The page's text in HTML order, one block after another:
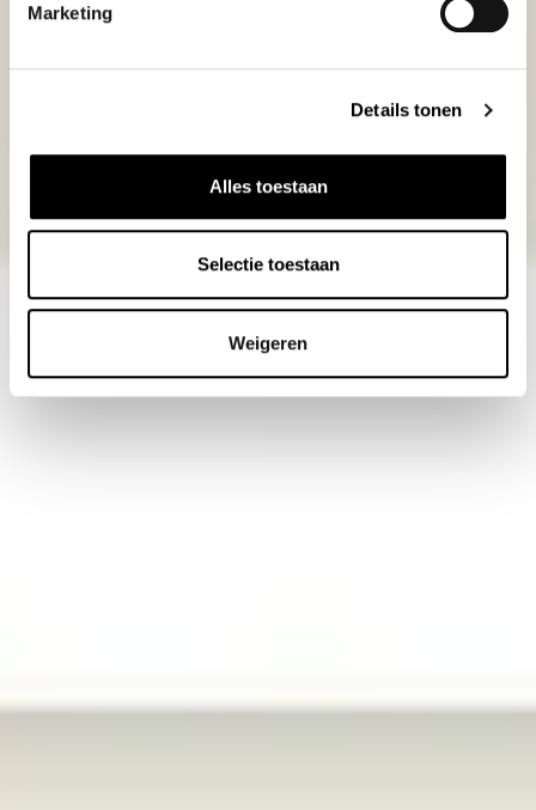
Marketing
Details tonen
Alles toestaan
Selectie toestaan
Weigeren